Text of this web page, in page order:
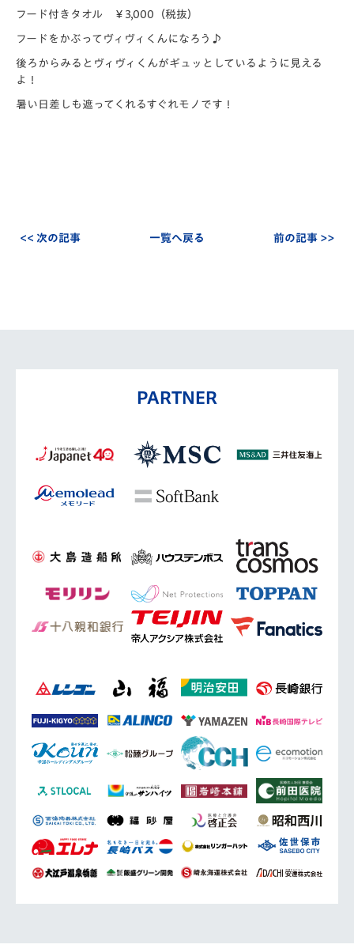
フード付きタオル ￥3,000（税抜）
フードをかぶってヴィヴィくんになろう♪
後ろからみるとヴィヴィくんがギュッとしているように見える
よ！
暑い日差しも遮ってくれるすぐれモノです！
<< 次の記事 一覧へ戻る 前の記事 >>
PARTNER